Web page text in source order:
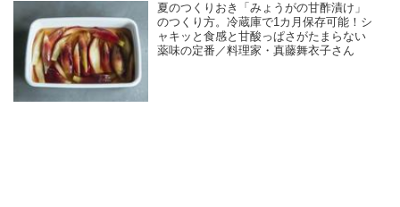
夏のつくりおき「みょうがの甘酢漬け」
のつくり方。冷蔵庫で1カ月保存可能！シ
ャキッと食感と甘酸っぱさがたまらない
薬味の定番／料理家・真藤舞衣子さん